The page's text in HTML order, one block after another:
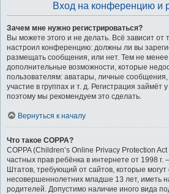
Вход на конференцию и
Зачем мне нужно регистрироваться?
Вы можете этого и не делать. Всё зависит от
настроил конференцию: должны ли вы
размещать сообщения, или нет. Тем не менее
дополнительные возможности, которые
пользователям: аватары, личные
участие в группах и т. д. Регистрация займёт
поэтому мы рекомендуем это сделать.
Вернуться к началу
Что такое COPPA?
COPPA (Children’s Online Privacy Protection
частных прав ребёнка в интернете от 1998
Штатов, требующий от сайтов, которые
несовершеннолетних младше 13 лет, иметь
родителей. Допустимо наличие иного вида